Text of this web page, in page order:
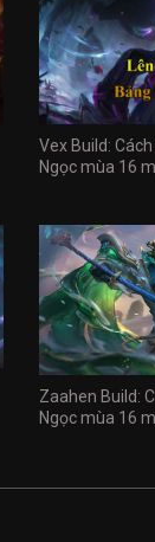
Vex Build:
Ngọc mùa 16
Zaahen Build:
Ngọc mùa 16